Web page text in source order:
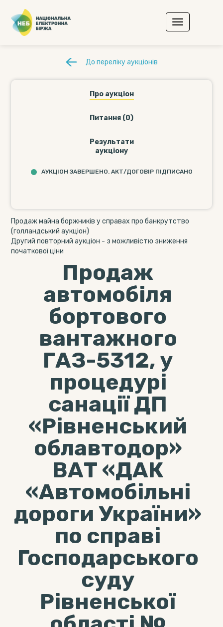
До переліку аукціонів
Про аукціон
Питання (0)
Результати
аукціону
АУКЦІОН ЗАВЕРШЕНО. АКТ/ДОГОВІР ПІДПИСАНО
Продаж майна боржників у справах про банкрутство
(голландський аукціон)
Другий повторний аукціон - з можливістю зниження
початкової ціни
Продаж
автомобіля
бортового
вантажного
ГАЗ-5312, у
процедурі
санації ДП
«Рівненський
облавтодор»
ВАТ «ДАК
«Автомобільні
дороги України»
по справі
Господарського
суду
Рівненської